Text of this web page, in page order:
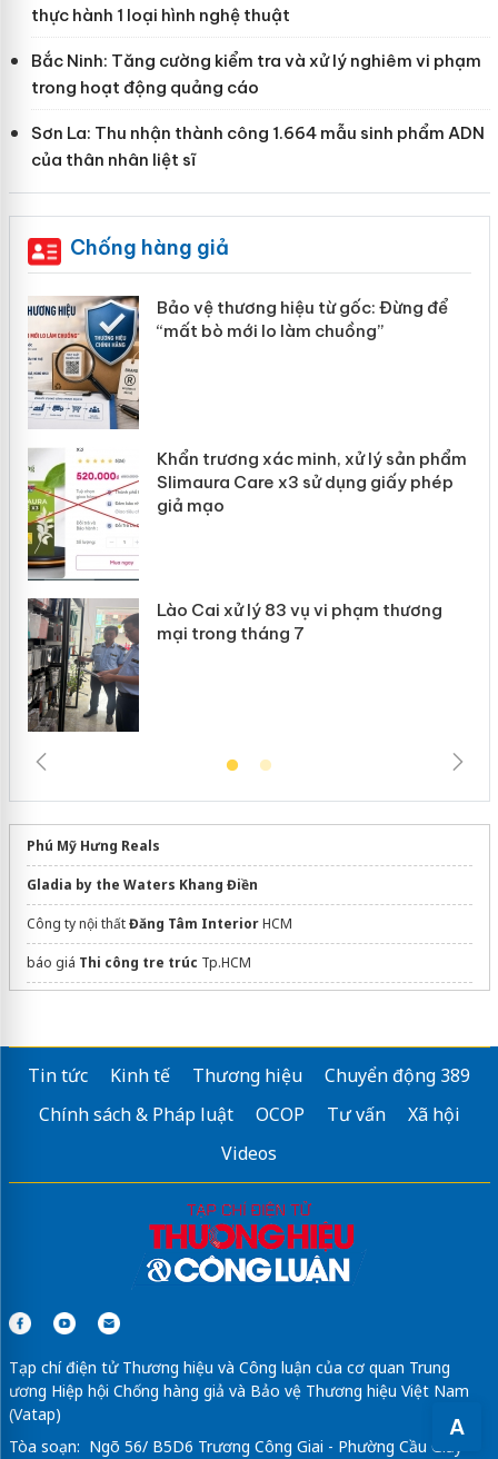
A
thực hành 1 loại hình nghệ thuật
Bắc Ninh: Tăng cường kiểm tra và xử lý nghiêm vi phạm
trong hoạt động quảng cáo
Sơn La: Thu nhận thành công 1.664 mẫu sinh phẩm ADN
của thân nhân liệt sĩ
Chống hàng giả
để
Hưng Yên: Xử lý 6 hộ kinh doanh bán hàng
giả mạo nhãn hiệu Adidas, Nike
phẩm nhập lậu, bảo vệ môi trường kinh
doanh
Công an Thanh Hóa tìm bị hại trong vụ án
sản xuất, buôn bán yến sào giả
Phú Mỹ Hưng Reals
Gladia by the Waters Khang Điền
Công ty nội thấtĐăng Tâm InteriorHCM
báo giá Thi công tre trúc Tp.HCM
phúc yên prosper
Căn hộBcons SolaryTân Đông Hiệp
Xem North Hanoi Smart City Tại đây
Tin tức Kinh tế Thương hiệu
Chuyển động 389
Chính sách & Pháp luật
OCOP Tư vấn
Xã hội
Videos
Tạp chí điện tử Thương hiệu và Công luận của cơ quan Trung
ương Hiệp hội Chống hàng giả và Bảo vệ Thương hiệu Việt Nam
(Vatap)
Tòa soạn: Ngõ 56/ B5D6 Trương Công Giai - Phường Cầu Giấy -